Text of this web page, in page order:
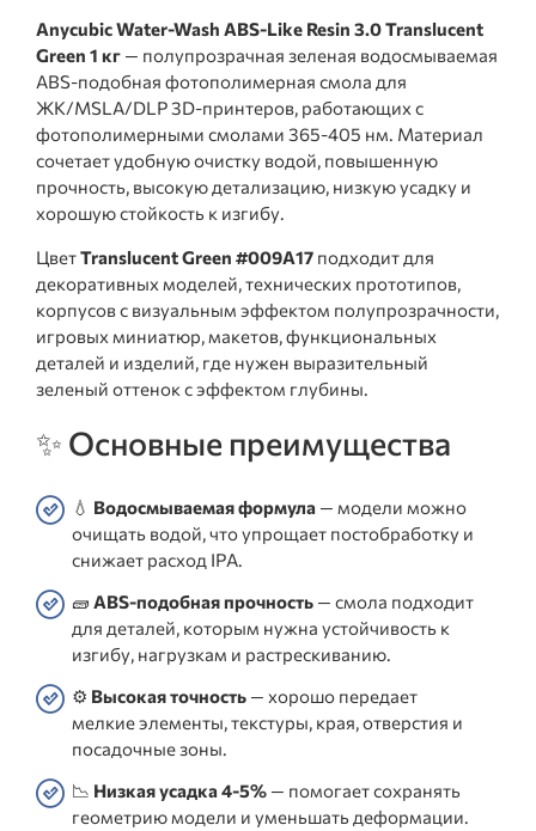
Anycubic Water-Wash ABS-Like Resin 3.0 Translucent
Green 1 кг — полупрозрачная зеленая водосмываемая
ABS-подобная фотополимерная смола для
ЖК/MSLA/DLP 3D-принтеров, работающих с
фотополимерными смолами 365-405 нм. Материал
сочетает удобную очистку водой, повышенную
прочность, высокую детализацию, низкую усадку и
хорошую стойкость к изгибу.
ЦветTranslucent Green #009A17 подходит для
декоративных моделей, технических прототипов,
корпусов с визуальным эффектом полупрозрачности,
игровых миниатюр, макетов, функциональных
деталей и изделий, где нужен выразительный
зеленый оттенок с эффектом глубины.
✨ Основные преимущества
💧 Водосмываемая формула — модели можно
очищать водой, что упрощает постобработку и
снижает расход IPA.
🧱 ABS-подобная прочность — смола подходит
для деталей, которым нужна устойчивость к
изгибу, нагрузкам и растрескиванию.
⚙️ Высокая точность — хорошо передает
мелкие элементы, текстуры, края, отверстия и
посадочные зоны.
📉 Низкая усадка 4-5% — помогает сохранять
геометрию модели и уменьшать деформации.